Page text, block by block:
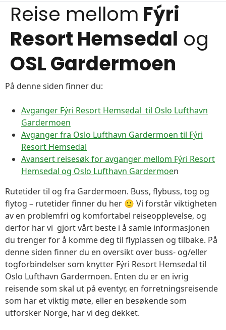
Reise mellom Fýri
Resort Hemsedal og
OSL Gardermoen
På denne siden finner du:
Avganger Fýri Resort Hemsedal til Oslo Lufthavn
Gardermoen
Avganger fra Oslo Lufthavn Gardermoen til Fýri
Resort Hemsedal
Avansert reisesøk for avganger mellom Fýri Resort
Hemsedal og Oslo Lufthavn Gardermoen
Rutetider til og fra Gardermoen. Buss, flybuss, tog og
flytog – rutetider finner du her 🙂 Vi forstår viktigheten
av en problemfri og komfortabel reiseopplevelse, og
derfor har vi gjort vårt beste i å samle informasjonen
du trenger for å komme deg til flyplassen og tilbake. På
denne siden finner du en oversikt over buss- og/eller
togforbindelser som knytter Fýri Resort Hemsedal til
Oslo Lufthavn Gardermoen. Enten du er en ivrig
reisende som skal ut på eventyr, en forretningsreisende
som har et viktig møte, eller en besøkende som
utforsker Norge, har vi deg dekket.